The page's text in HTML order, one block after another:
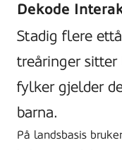
Dekode
Stadig flere
treåringer sitter
fylker gjelder
barna.
På landsbasis